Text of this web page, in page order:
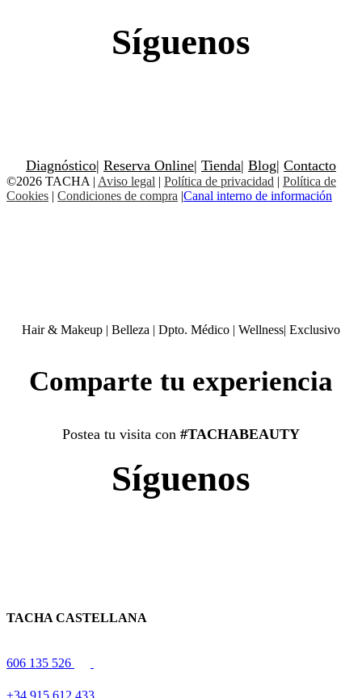
Síguenos
Diagnóstico| Reserva Online| Tienda| Blog| Contacto
©2026 TACHA | Aviso legal | Política de privacidad | Política de
Cookies | Condiciones de compra |Canal interno de información
Hair & Makeup | Belleza | Dpto. Médico | Wellness| Exclusivo
Comparte tu experiencia
Postea tu visita con #TACHABEAUTY
Síguenos
TACHA CASTELLANA
606 135 526
+34 915 612 433